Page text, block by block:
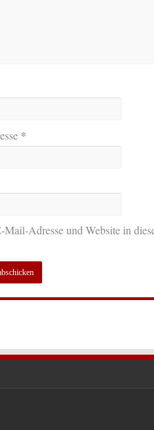
*
Mail-Adresse und Website in